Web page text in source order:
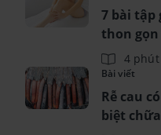
7 bài tập
thon
4 phút
Bài viết
Rễ cau
biệt